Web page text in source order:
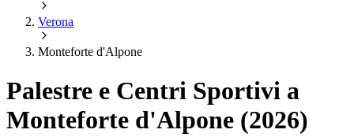
Verona
Monteforte d'Alpone
Palestre e Centri Sportivi a
Monteforte d'Alpone (2026)